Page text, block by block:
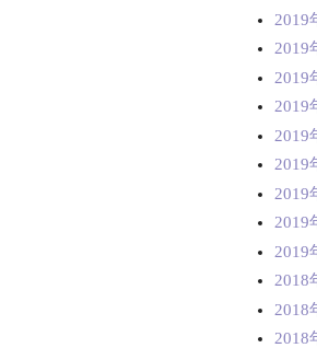
2019
2019
2019
2019
2019
2019
2019
2019
2019
2018
2018
2018